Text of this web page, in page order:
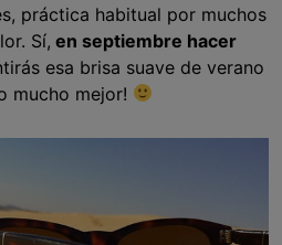
práctica habitual por muchos
Sí, en septiembre hacer
esa brisa suave de verano
mucho mejor!